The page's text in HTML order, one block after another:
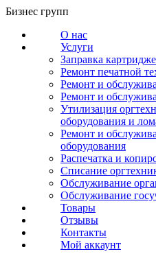
Перейти
содержанию
Бизнес групп
О нас
Услуги
Заправка
Ремонт печатной
Ремонт и
Ремонт и
Утилизация
оборудования и
Ремонт и
оборудования
Распечатка и
Списание
Обслуживание
Обслуживание
Товары
Отзывы
Контакты
Мой аккаунт